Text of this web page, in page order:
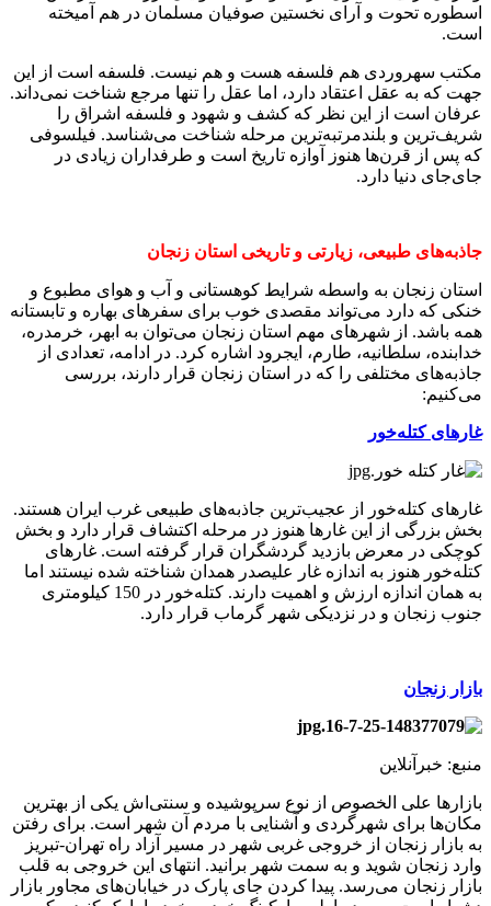
اسطوره تحوت و آرای نخستین صوفیان مسلمان در هم آمیخته‌
است.
مکتب سهروردی هم فلسفه هست و هم نیست. فلسفه است از این
جهت که به عقل اعتقاد دارد، اما عقل را تنها مرجع شناخت نمی‌داند.
عرفان است از این نظر که کشف و شهود و فلسفه اشراق را
شریف‌ترین و بلندمرتبه‌ترین مرحله شناخت می‌شناسد. فیلسوفی
که پس از قرن‌ها هنوز آوازه تاریخ است و طرفداران زیادی در
جای‌جای دنیا دارد.
جاذبه‌های طبیعی، زیارتی و تاریخی استان زنجان
استان زنجان به واسطه شرایط کوهستانی و آب و هوای مطبوع و
خنکی که دارد می‌تواند مقصدی خوب برای سفرهای بهاره و تابستانه
همه باشد. از شهرهای مهم استان زنجان می‌توان به ابهر، خرمدره،
خدابنده، سلطانیه، طارم، ایجرود اشاره کرد. در ادامه، تعدادی از
جاذبه‌های مختلفی را که در استان زنجان قرار دارند، بررسی
می‌کنیم:
غارهای کتله‌خور
غارهای کتله‌خور از عجیب‌ترین جاذبه‌های طبیعی غرب ایران هستند.
بخش بزرگی از این غارها هنوز در مرحله اکتشاف قرار دارد و بخش
کوچکی در معرض بازدید گردشگران قرار گرفته است. غارهای
کتله‌خور هنوز به اندازه غار علیصدر همدان شناخته شده نیستند اما
به همان اندازه ارزش و اهمیت دارند. کتله‌خور در 150 کیلومتری
جنوب زنجان و در نزدیکی شهر گرماب قرار دارد.
بازار زنجان
منبع: خبرآنلاین
بازارها علی الخصوص از نوع سرپوشیده و سنتی‌اش یکی از بهترین
مکان‌ها برای شهرگردی و آشنایی با مردم آن شهر است. برای رفتن
به بازار زنجان از خروجی غربی شهر در مسیر آزاد راه تهران-تبریز
وارد زنجان شوید و به سمت شهر برانید. انتهای این خروجی به قلب
بازار زنجان می‌رسد. پیدا کردن جای پارک در خیابان‌های مجاور بازار